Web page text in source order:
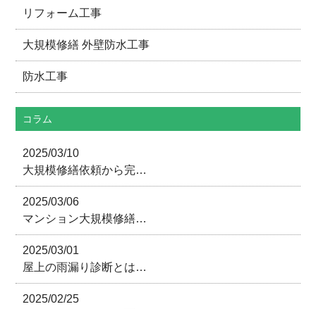
リフォーム工事
大規模修繕 外壁防水工事
防水工事
コラム
2025/03/10
大規模修繕依頼から完…
2025/03/06
マンション大規模修繕…
2025/03/01
屋上の雨漏り診断とは…
2025/02/25